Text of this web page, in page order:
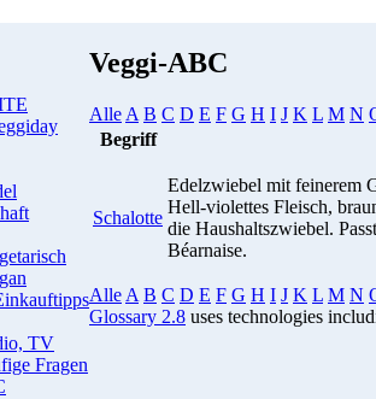
TV
Fragen
Veggi-ABC
Alle A B C D E F G H I J K L M N
Begriff
Schalotte
Edelzwiebel mit feinerem
Hell-violettes Fleisch,
die Haushaltszwiebel.
Béarnaise.
Alle A B C D E F G H I J K L M N
Glossary 2.8 uses technologies